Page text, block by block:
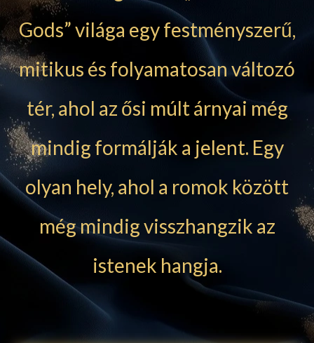
Gods” világa egy festményszerű,
mitikus és folyamatosan változó
tér, ahol az ősi múlt árnyai még
mindig formálják a jelent. Egy
olyan hely, ahol a romok között
még mindig visszhangzik az
istenek hangja.